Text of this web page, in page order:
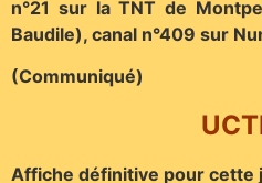
n°21 sur la TNT de
Baudile), canal n°409 sur
(Communiqué)
Affiche définitive pour cette